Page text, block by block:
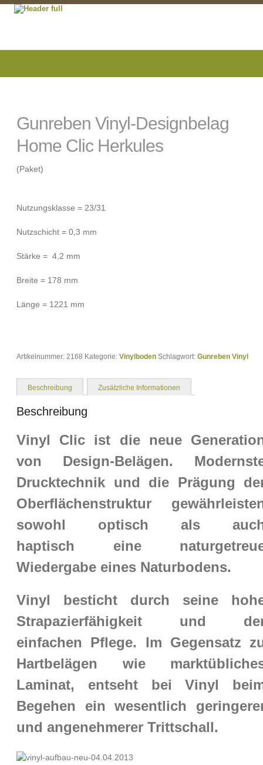
Gunreben Vinyl-Designbelag
Home Clic Herkules
(Paket)
Nutzungsklasse = 23/31
Nutzschicht = 0,3 mm
Stärke = 4,2 mm
Breite = 178 mm
Länge = 1221 mm
Artikelnummer: 2168 Kategorie: Vinylboden Schlagwort: Gunreben Vinyl
Beschreibung Zusätzliche Informationen
Beschreibung
Vinyl Clic ist die neue
von Design-Belägen.
Drucktechnik und die Prägung
Oberflächenstruktur
sowohl optisch als
haptisch eine
Wiedergabe eines Naturbodens.
Vinyl besticht durch seine
Strapazierfähigkeit und
einfachen Pflege. Im Gegensatz
Hartbelägen wie
Laminat, entseht bei Vinyl
Begehen ein wesentlich
und angenehmerer Trittschall.